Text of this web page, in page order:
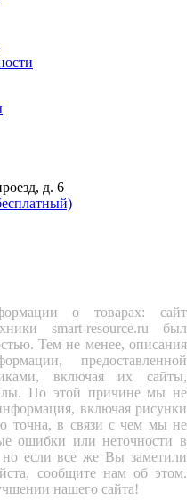
д. 6
о товарах: сайт
smart-resource.ru был
Тем не менее, описания
предоставленной
включая их сайты,
По этой причине мы не
включая рисунки
точна, в связи с чем мы не
ошибки или неточности в
если все же Вы заметили
сообщите нам об этом.
нашего сайта!